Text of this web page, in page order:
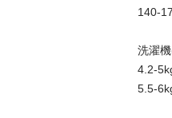
140-
洗濯機
4.2-
5.5-